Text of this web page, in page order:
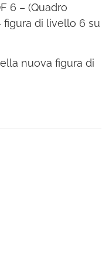
6 – (Quadro
figura di livello 6 su
nuova figura di